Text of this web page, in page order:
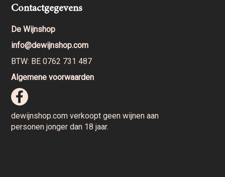
Contactgegevens
De Wijnshop
info@dewijnshop.com
BTW: BE 0762 731 487
Algemene voorwaarden
dewijnshop.com verkoopt geen wijnen aan
personen jonger dan 18 jaar.